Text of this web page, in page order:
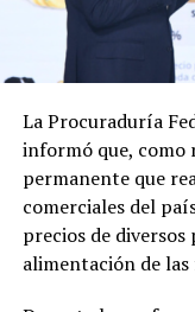
La Procuraduría
informó que, como
permanente que
comerciales del
precios de
alimentación de las